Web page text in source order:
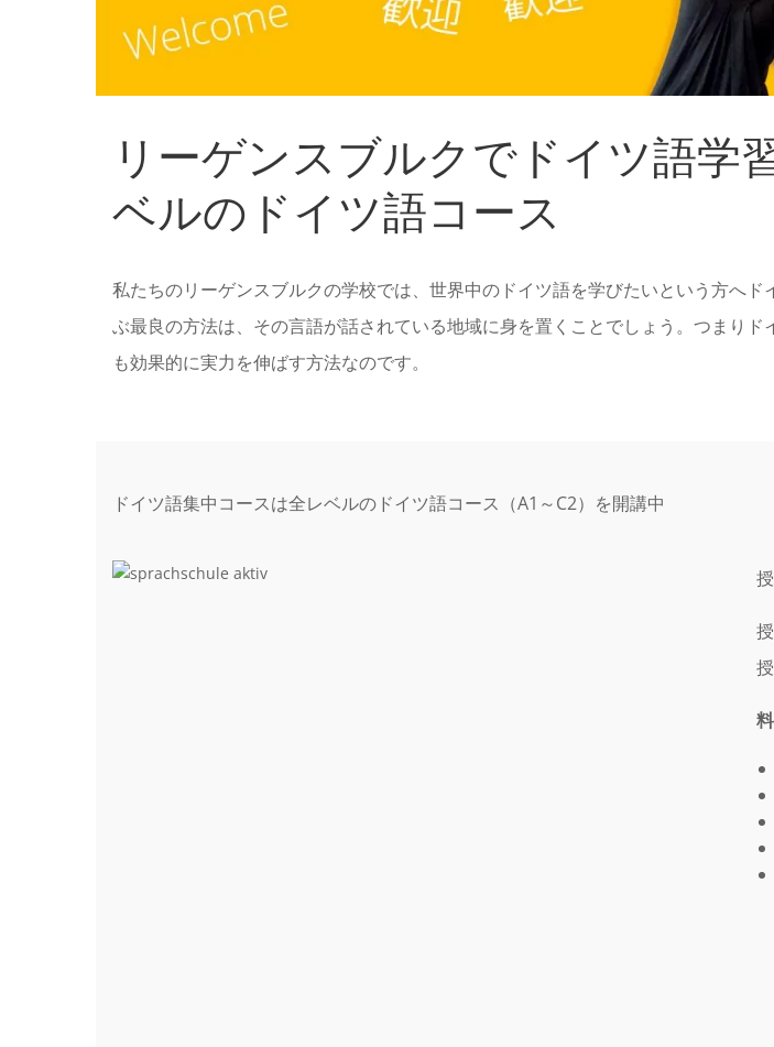
リーゲンスブルクでドイツ語学
ベルのドイツ語コース
私たちのリーゲンスブルクの学校では、世界中のドイツ語を学びたいという方へ
ぶ最良の方法は、その言語が話されている地域に身を置くことでしょう。つまり
も効果的に実力を伸ばす方法なのです。
ドイツ語集中コースは全レベルのドイツ語コース（A1～C2）を開講中